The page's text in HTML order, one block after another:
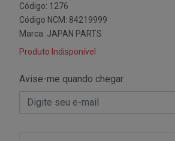
Código: 1276
Código NCM: 84219999
Marca: JAPAN PARTS
Produto Indisponível
Avise-me quando chegar